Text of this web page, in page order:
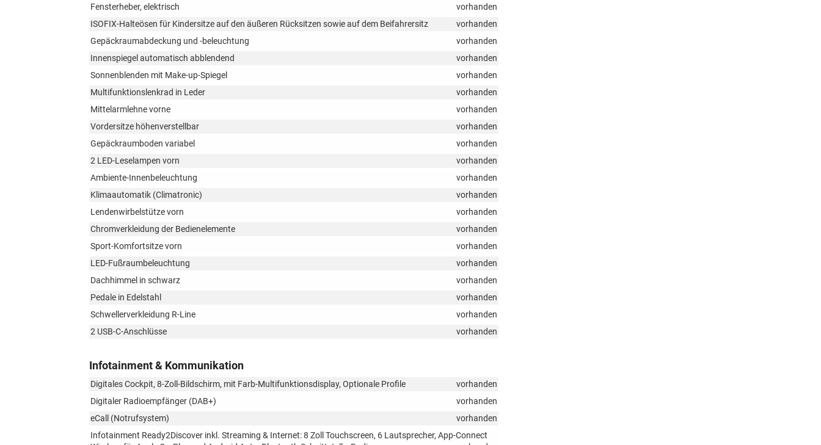
Fensterheber, elektrisch
vorhanden
ISOFIX-Halteösen für Kindersitze auf den äußeren Rücksitzen sowie auf dem Beifahrersitz
vorhanden
Gepäckraumabdeckung und -beleuchtung
vorhanden
Innenspiegel automatisch abblendend
vorhanden
Sonnenblenden mit Make-up-Spiegel
vorhanden
Multifunktionslenkrad in Leder
vorhanden
Mittelarmlehne vorne
vorhanden
Vordersitze höhenverstellbar
vorhanden
Gepäckraumboden variabel
vorhanden
2 LED-Leselampen vorn
vorhanden
Ambiente-Innenbeleuchtung
vorhanden
Klimaautomatik (Climatronic)
vorhanden
Lendenwirbelstütze vorn
vorhanden
Chromverkleidung der Bedienelemente
vorhanden
Sport-Komfortsitze vorn
vorhanden
LED-Fußraumbeleuchtung
vorhanden
Dachhimmel in schwarz
vorhanden
Pedale in Edelstahl
vorhanden
Schwellerverkleidung R-Line
vorhanden
2 USB-C-Anschlüsse
vorhanden
Infotainment & Kommunikation
Digitales Cockpit, 8-Zoll-Bildschirm, mit Farb-Multifunktionsdisplay, Optionale Profile
vorhanden
Digitaler Radioempfänger (DAB+)
vorhanden
eCall (Notrufsystem)
vorhanden
Infotainment Ready2Discover inkl. Streaming & Internet: 8 Zoll Touchscreen, 6 Lautsprecher, App-Connect